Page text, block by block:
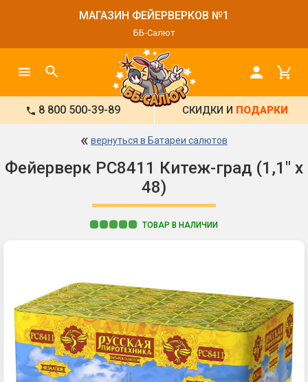
МАГАЗИН ФЕЙЕРВЕРКОВ №1
ББ-Салют
8 800 500-39-89 СКИДКИ И ПОДАРКИ
« вернуться в Батареи салютов
Фейерверк РС8411 Китеж-град (1,1" х
48)
ТОВАР В НАЛИЧИИ